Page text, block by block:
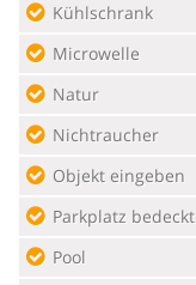
Kühlschrank
Microwelle
Natur
Nichtraucher
Objekt eingeben
Parkplatz bedeckt
Pool